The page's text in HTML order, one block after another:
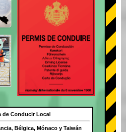
de Conducir Local
Bélgica, Mónaco y Taiwán